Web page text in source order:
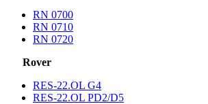
RN 0700
RN 0710
RN 0720
Rover
RES-22.OL G4
RES-22.OL PD2/D5